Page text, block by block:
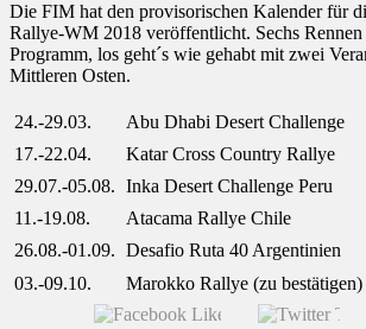
Die FIM hat den provisorischen Kalender für
Rallye-WM 2018 veröffentlicht. Sechs Rennen
Programm, los geht´s wie gehabt mit zwei
Mittleren Osten.
24.-29.03.
Abu Dhabi Desert Challenge
17.-22.04.
Katar Cross Country Rallye
29.07.-05.08. Inka Desert Challenge Peru
11.-19.08.
Atacama Rallye Chile
26.08.-01.09. Desafio Ruta 40 Argentinien
03.-09.10.
Marokko Rallye (zu bestätigen)